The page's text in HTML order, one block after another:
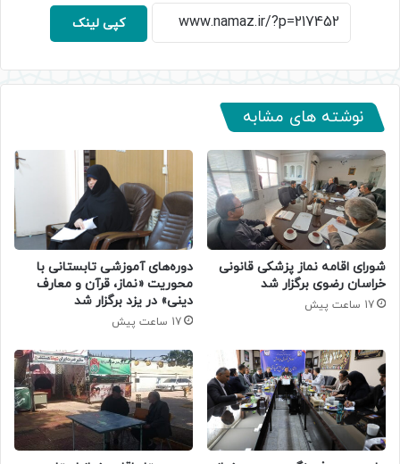
کپی لینک
نوشته های مشابه
شورای اقامه نماز پزشکی قانونی
خراسان رضوی برگزار شد
17 ساعت پیش
دوره‌های آموزشی تابستانی با
محوریت «نماز، قرآن و معارف
دینی» در یزد برگزار شد
17 ساعت پیش